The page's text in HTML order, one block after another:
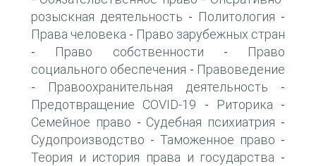
розыскная деятельность - Политология -
Права человека - Право зарубежных стран
- Право собственности -
Право
социального обеспечения - Правоведение
- Правоохранительная деятельность -
Предотвращение COVID-19 - Риторика -
Семейное право - Судебная психиатрия -
Судопроизводство - Таможенное право -
Теория и история права и государства -